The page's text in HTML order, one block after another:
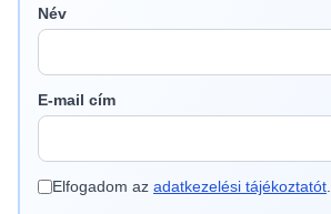
Név
E-mail cím
Elfogadom az adatkezelési tájékoztatót